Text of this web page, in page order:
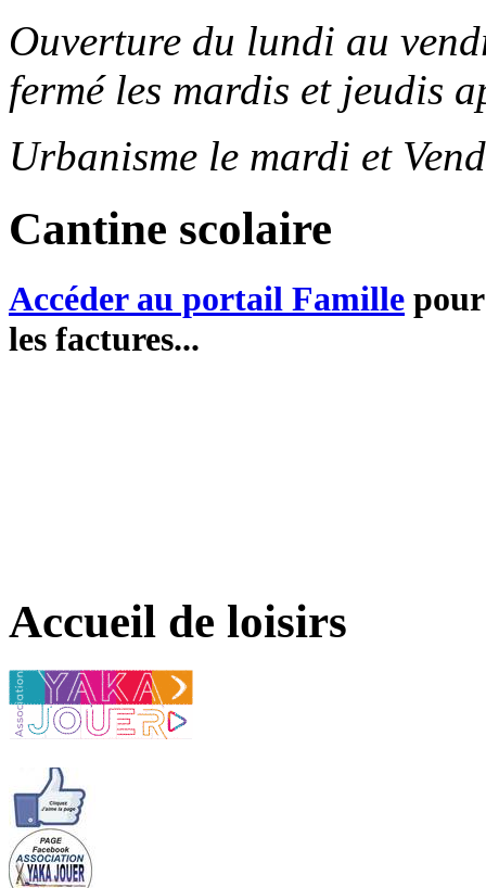
Ouverture du lundi au
fermé les mardis et jeudis
Urbanisme le mardi et
Cantine scolaire
Accéder au portail Famille
les factures...
Accueil de loisirs